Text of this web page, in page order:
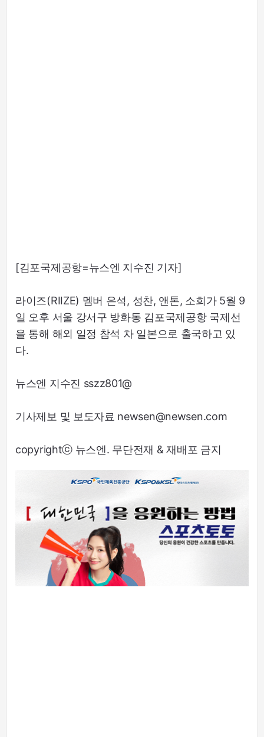
[김포국제공항=뉴스엔 지수진 기자]
라이즈(RIIZE) 멤버 은석, 성찬, 앤톤, 소희가 5월 9
일 오후 서울 강서구 방화동 김포국제공항 국제선
을 통해 해외 일정 참석 차 일본으로 출국하고 있
다.
뉴스엔 지수진 sszz801@
기사제보 및 보도자료 newsen@newsen.com
copyrightⓒ 뉴스엔. 무단전재 & 재배포 금지